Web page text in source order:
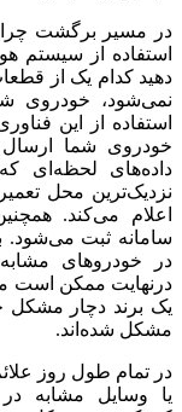
در مسیر برگشت
استفاده از سیستم
دهید کدام‌ یک از
نمی‌شود، خودروی
استفاده از این
خودروی شما ارسال
داده‌های لحظه‌ای
نزدیک‌ترین محل
اعلام می‌کند.
سامانه ثبت می‌شود.
در خودرو‌های
درنهایت ممکن است
یک برند دچار مشکل
مشکل شده‌اند.
در تمام طول روز
یا وسایل مشابه